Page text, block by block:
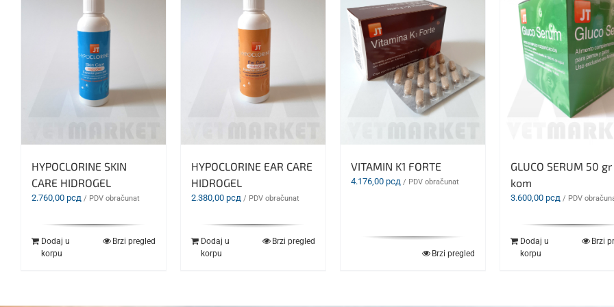
HYPOCLORINE SKIN
CARE HIDROGEL
2.760,00 рсд / PDV obračunat
Dodaj u
korpu
Brzi pregled
HYPOCLORINE EAR CARE
HIDROGEL
2.380,00 рсд / PDV obračunat
Dodaj u
korpu
Brzi pregled
VITAMIN K1 FORTE
4.176,00 рсд / PDV obračunat
Brzi pregled
GLUCO SERUM 50 gr
kom
3.600,00 рсд / PDV
Dodaj u
korpu
Brzi